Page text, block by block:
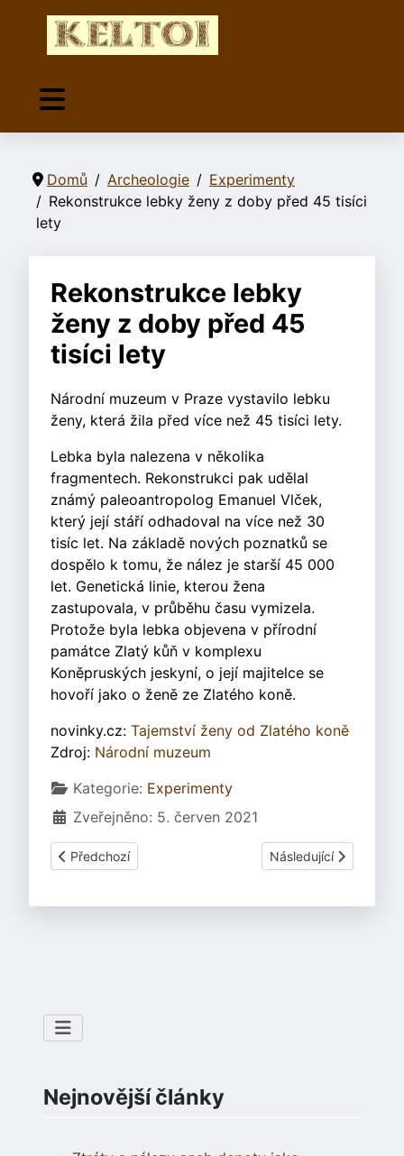
Domů Archeologie
Experimenty
Rekonstrukce lebky ženy z doby před 45 tisíci
lety
Rekonstrukce lebky
ženy z doby před 45
tisíci lety
Národní muzeum v Praze vystavilo lebku
ženy, která žila před více než 45 tisíci lety.
Lebka byla nalezena v několika
fragmentech. Rekonstrukci pak udělal
známý paleoantropolog Emanuel Vlček,
který její stáří odhadoval na více než 30
tisíc let. Na základě nových poznatků se
dospělo k tomu, že nález je starší 45 000
let. Genetická linie, kterou žena
zastupovala, v průběhu času vymizela.
Protože byla lebka objevena v přírodní
památce Zlatý kůň v komplexu
Koněpruských jeskyní, o její majitelce se
hovoří jako o ženě ze Zlatého koně.
novinky.cz: Tajemství ženy od Zlatého koně
Zdroj: Národní muzeum
Základní údaje
Kategorie: Experimenty
Zveřejněno: 5. červen 2021
Předchozí článek: Rekonstrukce tváří žen z doby
Předchozí Další článek: Vrtání
Následující
Nejnovější články